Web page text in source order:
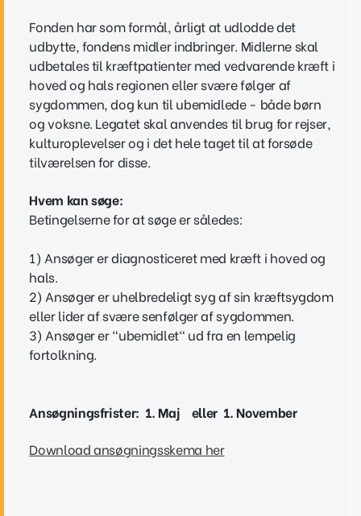
Fonden har som formål, årligt at udlodde det
udbytte, fondens midler indbringer. Midlerne skal
udbetales til kræftpatienter med vedvarende kræft i
hoved og hals regionen eller svære følger af
sygdommen, dog kun til ubemidlede - både børn
og voksne. Legatet skal anvendes til brug for rejser,
kulturoplevelser og i det hele taget til at forsøde
tilværelsen for disse.
Hvem kan søge:
Betingelserne for at søge er således:
1) Ansøger er diagnosticeret med kræft i hoved og
hals.
2) Ansøger er uhelbredeligt syg af sin kræftsygdom
eller lider af svære senfølger af sygdommen.
3) Ansøger er "ubemidlet" ud fra en lempelig
fortolkning.
Ansøgningsfrister: 1. Maj eller 1. November
Download ansøgningsskema her